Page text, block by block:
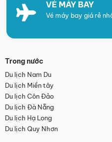
VÉ MÁY BAY
Vé máy bay giá rẻ
Trong nước
Du lịch Nam Du
Du lịch Miền tây
Du lịch Côn Đảo
Du lịch Đà Nẵng
Du lịch Hạ Long
Du lịch Quy Nhơn